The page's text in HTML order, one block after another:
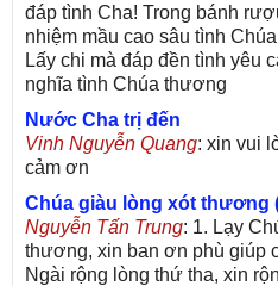
đáp tình Cha! Trong bánh
nhiệm mầu cao sâu tình
Lấy chi mà đáp đền tình yêu
nghĩa tình Chúa thương
Nước Cha trị đến
Vinh Nguyễn Quang: xin vui
cảm ơn
Chúa giàu lòng xót thương
Nguyễn Tấn Trung: 1. Lạy
thương, xin ban ơn phù giúp
Ngài rộng lòng thứ tha, xin